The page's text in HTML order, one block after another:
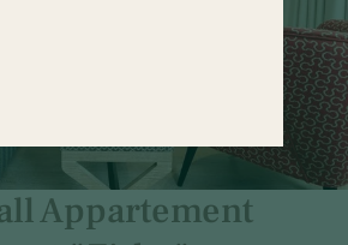
Familien-
Suite
Appartement